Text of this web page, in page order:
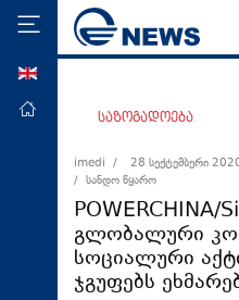
მთავარი
ეკონომიკა
მსოფლიო
ჯანდაცვა
საზოგადოება
საზოგადოება
imedi /
28 სექტემბერი
/ სანდო წყარო
POWERCHINA/
გლობალური
სოციალური
ჯგუფებს